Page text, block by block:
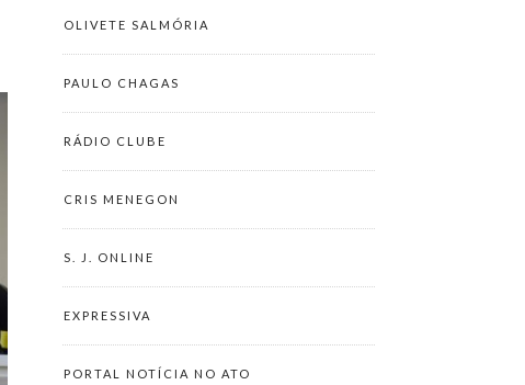
OLIVETE SALMÓRIA
PAULO CHAGAS
RÁDIO CLUBE
CRIS MENEGON
S. J. ONLINE
EXPRESSIVA
PORTAL NOTÍCIA NO ATO